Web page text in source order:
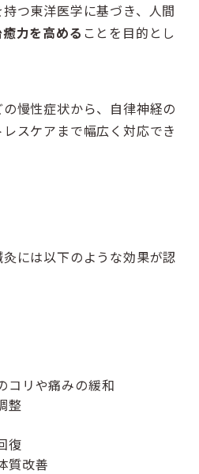
つ東洋医学に基づき、人間
力を高める ことを目的とし
慢性症状から、自律神経の
スケアまで幅広く対応でき
には以下のような効果が認
コリや痛みの緩和
整
復
質改善